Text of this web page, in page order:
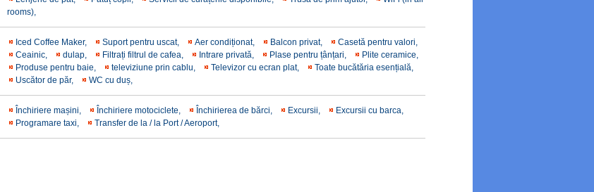
rooms),
Iced Coffee Maker, Suport pentru uscat, Aer condiționat, Balcon privat,
Casetă pentru valori,
Ceainic,
dulap, Filtrați filtrul de cafea, Intrare privată, Plase pentru țânțari,
Plite ceramice,
Produse pentru baie,
televiziune prin cablu, Televizor cu ecran plat,
Toate bucătăria esențială,
Uscător de păr,
WC cu duș,
Închiriere mașini, Închiriere motociclete, Închirierea de bărci, Excursii,
Excursii cu barca,
Programare taxi,
Transfer de la / la Port / Aeroport,